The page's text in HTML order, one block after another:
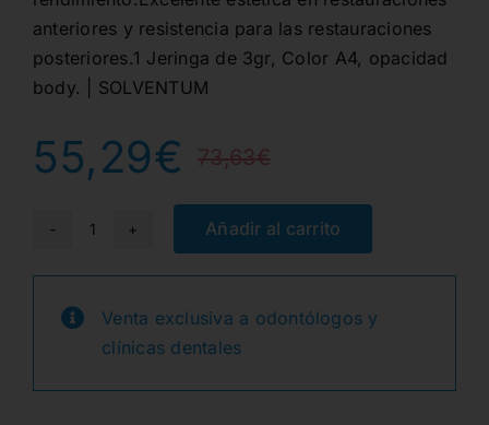
anteriores y resistencia para las restauraciones
posteriores.1 Jeringa de 3gr, Color A4, opacidad
body. | SOLVENTUM
73,63€El
precio
original
era:
73,63€.
55,29€
El
precio
actual
es:
55,29€.
4910A4-
B
SUPREME
XTE
JER.
Añadir al carrito
Venta exclusiva a odontólogos y
clínicas dentales